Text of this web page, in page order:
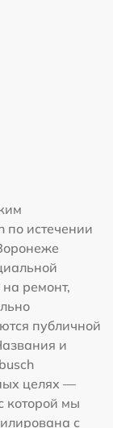
по истечении
ремонт,
публичной
и
целях —
которой мы
с